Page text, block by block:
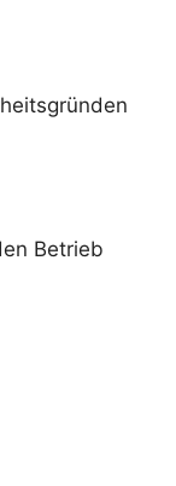
Betrieb